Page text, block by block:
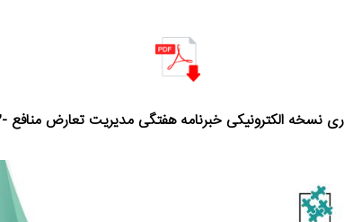
نسخه الکترونیکی خبرنامه هفتگی مدیریت تعارض منافع -۳۳